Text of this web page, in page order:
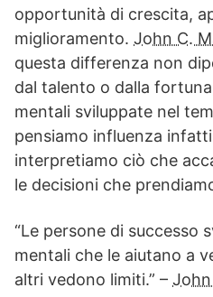
opportunità di crescita,
miglioramento. John C.
questa differenza non
dal talento o dalla
mentali sviluppate nel
pensiamo influenza
interpretiamo ciò che
le decisioni che
“Le persone di successo
mentali che le aiutano a
altri vedono limiti.” –